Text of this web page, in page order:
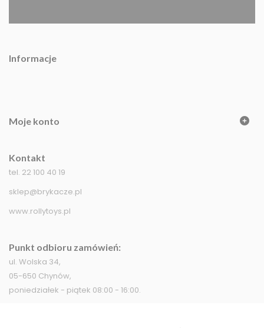
Informacje
Moje konto
Kontakt
tel. 22 100 40 19
sklep@brykacze.pl
www.rollytoys.pl
Punkt odbioru zamówień:
ul. Wolska 34,
05-650 Chynów,
poniedziałek - piątek 08:00 - 16:00.